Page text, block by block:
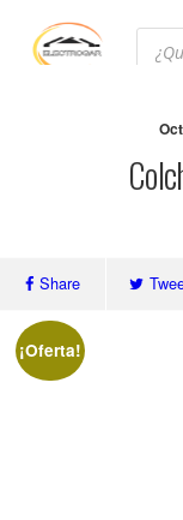
Share
¡Oferta!